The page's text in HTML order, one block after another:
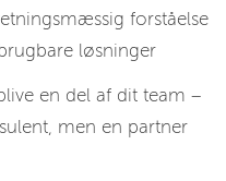
forståelse
løsninger
en del af dit team –
men en partner